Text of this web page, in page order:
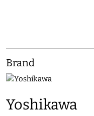
Brand
Yoshikawa